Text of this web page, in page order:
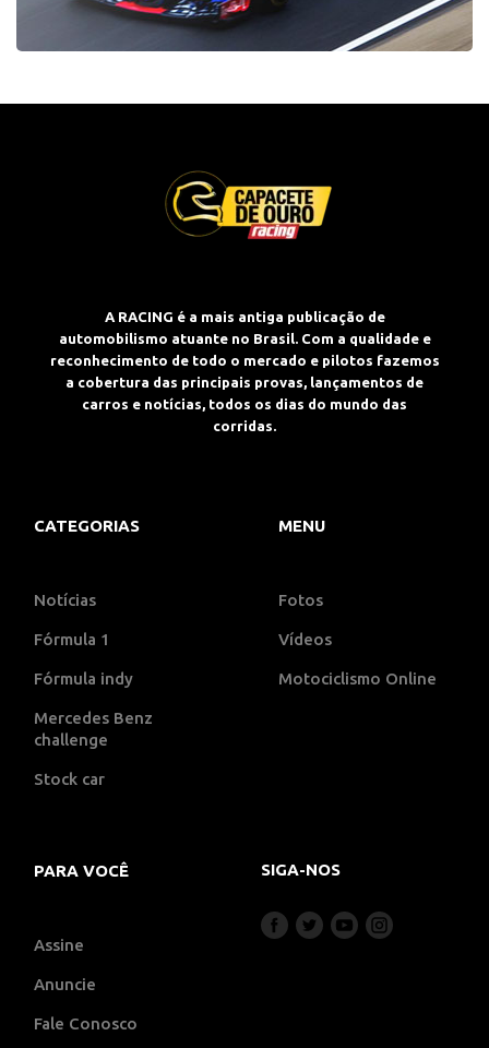
A RACING é a mais antiga publicação de
automobilismo atuante no Brasil. Com a qualidade e
reconhecimento de todo o mercado e pilotos fazemos
a cobertura das principais provas, lançamentos de
carros e notícias, todos os dias do mundo das
corridas.
CATEGORIAS
Notícias
Fórmula 1
Fórmula indy
Mercedes Benz
challenge
Stock car
MENU
Fotos
Vídeos
Motociclismo Online
PARA VOCÊ
Assine
Anuncie
Fale Conosco
SIGA-NOS